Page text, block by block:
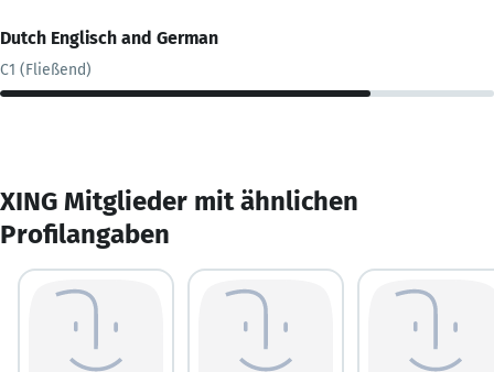
Dutch Englisch and German
C1 (Fließend)
XING Mitglieder mit ähnlichen
Profilangaben